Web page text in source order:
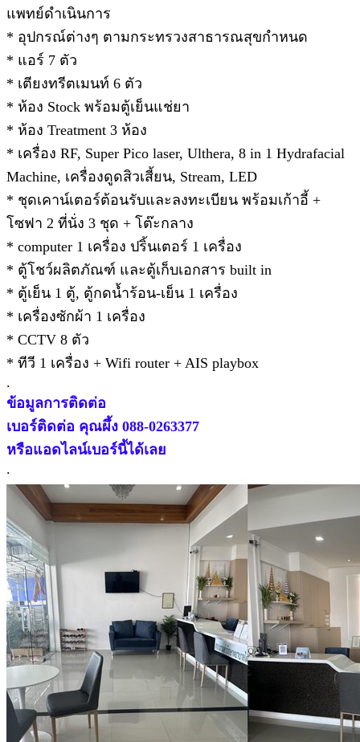
แพทย์ดำเนินการ
* อุปกรณ์ต่างๆ ตามกระทรวงสาธารณสุขกำหนด
* แอร์ 7 ตัว
* เตียงทรีตเมนท์ 6 ตัว
* ห้อง Stock พร้อมตู้เย็นแช่ยา
* ห้อง Treatment 3 ห้อง
* เครื่อง RF, Super Pico laser, Ulthera, 8 in 1 Hydrafacial
Machine, เครื่องดูดสิวเสี้ยน, Stream, LED
* ชุดเคาน์เตอร์ต้อนรับและลงทะเบียน พร้อมเก้าอี้ +
โซฟา 2 ที่นั่ง 3 ชุด + โต๊ะกลาง
* computer 1 เครื่อง ปริ้นเตอร์ 1 เครื่อง
* ตู้โชว์ผลิตภัณฑ์ และตู้เก็บเอกสาร built in
* ตู้เย็น 1 ตู้, ตู้กดน้ำร้อน-เย็น 1 เครื่อง
* เครื่องซักผ้า 1 เครื่อง
* CCTV 8 ตัว
* ทีวี 1 เครื่อง + Wifi router + AIS playbox
.
ข้อมูลการติดต่อ
เบอร์ติดต่อ คุณผึ้ง 088-0263377
หรือแอดไลน์เบอร์นี้ได้เลย
.